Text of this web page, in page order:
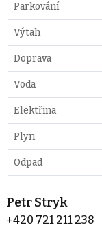
Parkování
Výtah
Doprava
Voda
Elektřina
Plyn
Odpad
Petr Stryk
+420 721 211 238